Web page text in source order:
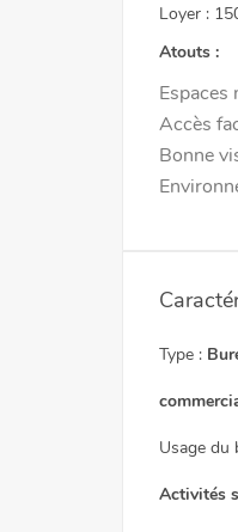
Loyer :
Atouts :
Accès
Bonne
Type :
Usage du
Activités